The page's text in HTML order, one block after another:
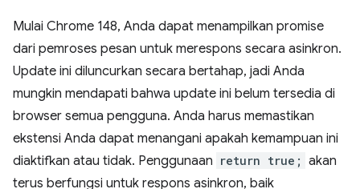
Mulai Chrome 148, Anda dapat menampilkan promise
dari pemroses pesan untuk merespons secara asinkron.
Update ini diluncurkan secara bertahap, jadi Anda
mungkin mendapati bahwa update ini belum tersedia di
browser semua pengguna. Anda harus memastikan
ekstensi Anda dapat menangani apakah kemampuan ini
diaktifkan atau tidak. Penggunaan return true; akan
terus berfungsi untuk respons asinkron, baik